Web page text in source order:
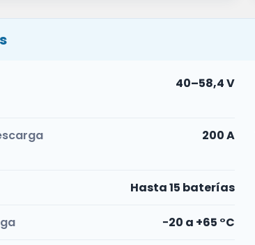
40–58,4 V
200 A
Hasta 15 baterías
−20 a +65 °C